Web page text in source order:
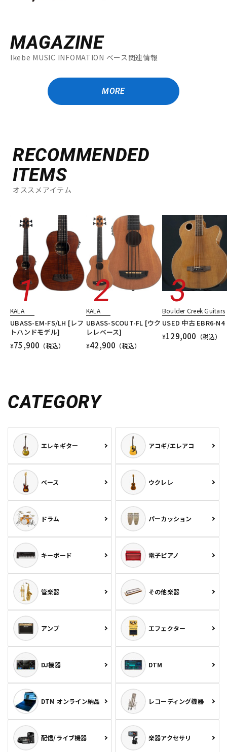
MAGAZINE
Ikebe MUSIC INFOMATION ベース関連情報
MORE
RECOMMENDED
ITEMS
オススメアイテム
KALA
UBASS-EM-FS/LH [レフ
トハンドモデル]
¥75,900 （税込）
KALA
UBASS-SCOUT-FL [ウク
レレベース]
¥42,900 （税込）
Boulder Creek Guitars
USED 中古 EBR6-N4
¥129,000 （税込）
CATEGORY
エレキギター アコギ/エレアコ
ベース ウクレレ
ドラム パーカッション
キーボード 電子ピアノ
管楽器 その他楽器
アンプ エフェクター
DJ機器 DTM
DTM オンライン納品 レコーディング機器
配信/ライブ機器 楽器アクセサリ